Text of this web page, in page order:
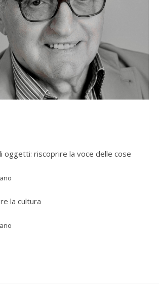
oggetti: riscoprire la voce delle cose
la cultura